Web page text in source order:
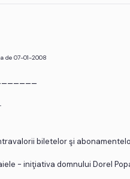
de 07-01-2008
biletelor şi
- iniţiativa domnului Dorel